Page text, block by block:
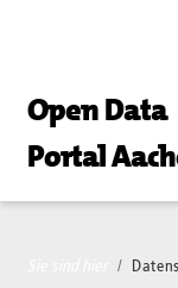
Open Data
Portal